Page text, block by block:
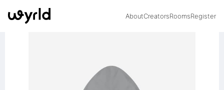
AboutCreatorsRoomsRegister